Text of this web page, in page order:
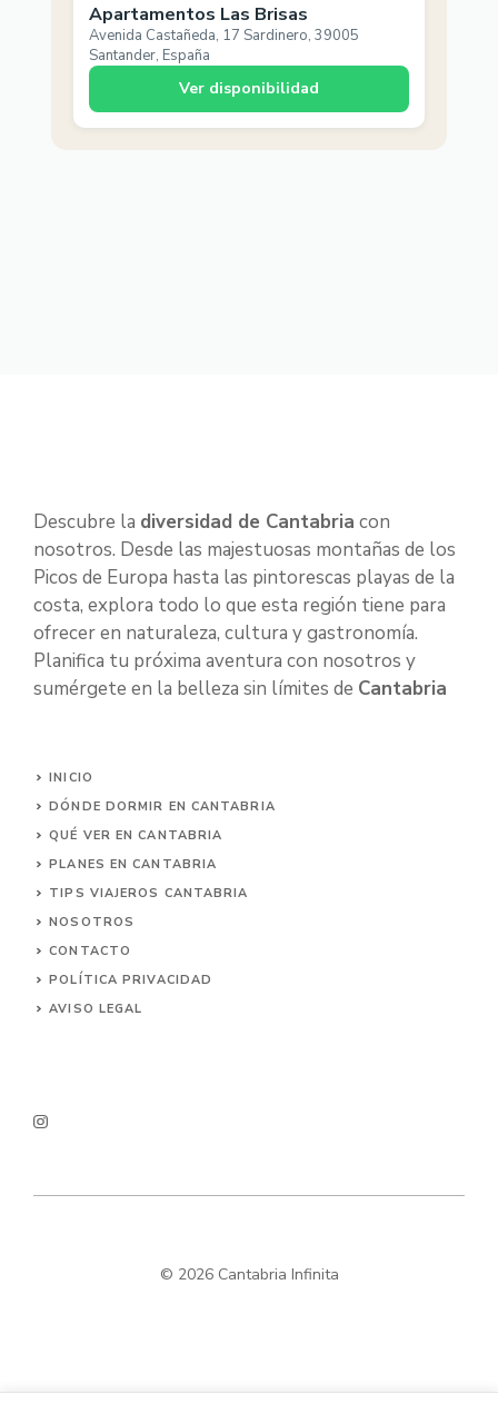
Apartamentos Las Brisas
Avenida Castañeda, 17 Sardinero, 39005
Santander, España
Ver disponibilidad
Descubre la diversidad de Cantabria con
nosotros. Desde las majestuosas montañas de los
Picos de Europa hasta las pintorescas playas de la
costa, explora todo lo que esta región tiene para
ofrecer en naturaleza, cultura y gastronomía.
Planifica tu próxima aventura con nosotros y
sumérgete en la belleza sin límites de Cantabria
INICIO
DÓNDE DORMIR EN CANTABRIA
QUÉ VER EN CANTABRIA
PLANES EN CANTABRIA
TIPS VIAJEROS CANTABRIA
NOSOTROS
CONTACTO
POLÍTICA PRIVACIDAD
AVISO LEGAL
© 2026 Cantabria Infinita